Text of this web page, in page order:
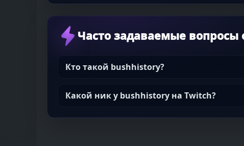
Часто задаваемые вопросы
Кто такой bushhistory?
Какой ник у bushhistory на Twitch?